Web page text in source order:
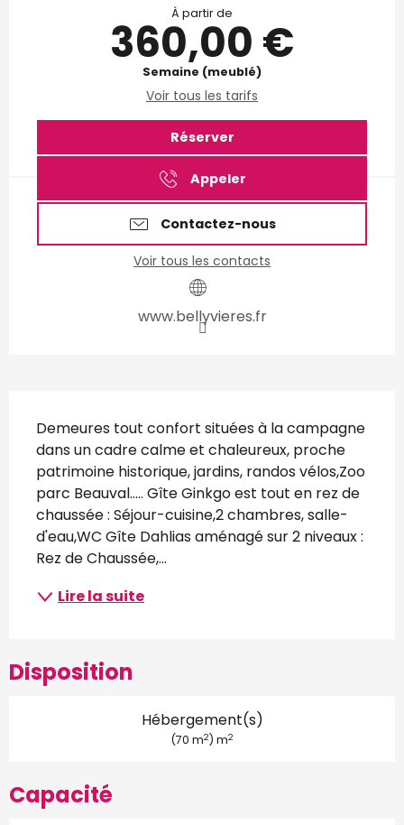
À partir de
360,00 €
Semaine (meublé)
Voir tous les tarifs
Réserver
Appeler
Contactez-nous
Voir tous les contacts
www.bellyvieres.fr
Description
Demeures tout confort situées à la campagne
dans un cadre calme et chaleureux, proche
patrimoine historique, jardins, randos vélos,Zoo
parc Beauval..... Gîte Ginkgo est tout en rez de
chaussée : Séjour-cuisine,2 chambres, salle-
d'eau,WC Gîte Dahlias aménagé sur 2 niveaux :
Rez de Chaussée,...
Lire la suite
Disposition
Hébergement(s)
(70 m2) m2
Capacité